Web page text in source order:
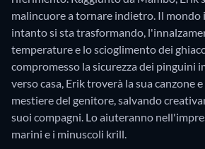
malincuore a tornare indietro. Il
intanto si sta trasformando,
temperature e lo scioglimento dei
compromesso la sicurezza dei pinguini
verso casa, Erik troverà la sua canzone
mestiere del genitore, salvando
suoi compagni. Lo aiuteranno
marini e i minuscoli krill.